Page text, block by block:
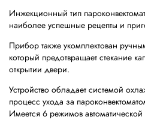
Инжекционный тип
наиболее успешные рецепты и
Прибор также укомплектован
который предотвращает стекание
открытии двери.
Устройство обладает системой
процесс ухода за
Имеется 6 режимов